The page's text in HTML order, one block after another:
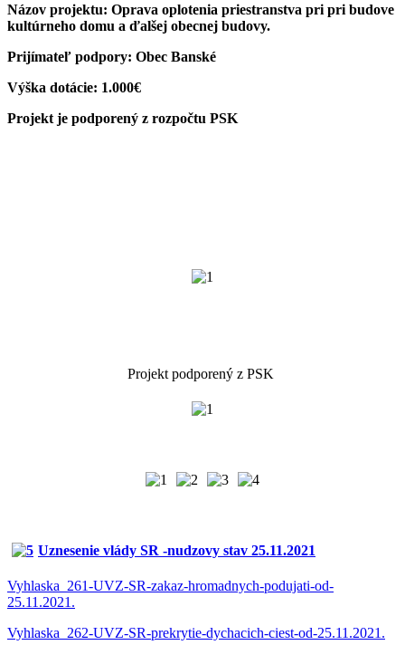
Názov projektu: Oprava oplotenia priestranstva pri pri budove
kultúrneho domu a ďalšej obecnej budovy.
Prijímateľ podpory: Obec Banské
Výška dotácie: 1.000€
Projekt je podporený z rozpočtu PSK
Projekt podporený z PSK
Uznesenie vlády SR -nudzovy stav 25.11.2021
Vyhlaska_261-UVZ-SR-zakaz-hromadnych-podujati-od-
25.11.2021.
Vyhlaska_262-UVZ-SR-prekrytie-dychacich-ciest-od-25.11.2021.